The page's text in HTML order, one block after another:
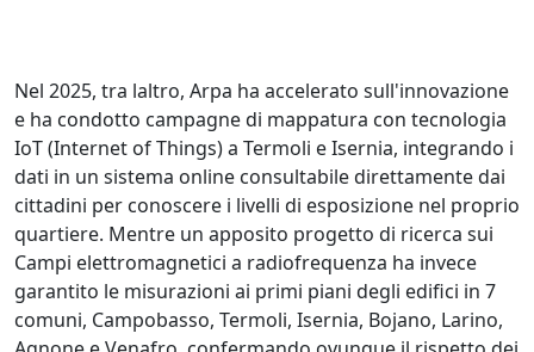
Nel 2025, tra laltro, Arpa ha accelerato sull'innovazione
e ha condotto campagne di mappatura con tecnologia
IoT (Internet of Things) a Termoli e Isernia, integrando i
dati in un sistema online consultabile direttamente dai
cittadini per conoscere i livelli di esposizione nel proprio
quartiere. Mentre un apposito progetto di ricerca sui
Campi elettromagnetici a radiofrequenza ha invece
garantito le misurazioni ai primi piani degli edifici in 7
comuni, Campobasso, Termoli, Isernia, Bojano, Larino,